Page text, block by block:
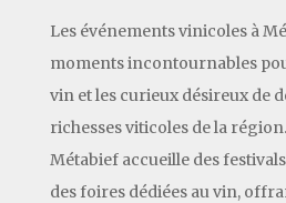
Les événements vinicoles à
moments incontournables
vin et les curieux désireux de
richesses viticoles de la
Métabief accueille des
des foires dédiées au vin,